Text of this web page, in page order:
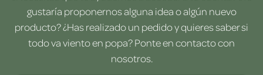
gustaría proponernos alguna idea o algún nuevo
producto? ¿Has realizado un pedido y quieres saber si
todo va viento en popa? Ponte en contacto con
nosotros.